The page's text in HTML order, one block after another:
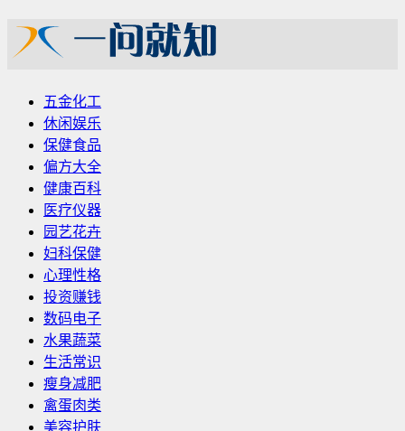
五金化工
休闲娱乐
保健食品
偏方大全
健康百科
医疗仪器
园艺花卉
妇科保健
心理性格
投资赚钱
数码电子
水果蔬菜
生活常识
瘦身减肥
禽蛋肉类
美容护肤